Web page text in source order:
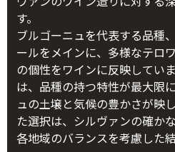
す。
ブルゴーニュを代表する品種
ールをメインに、多様なテロ
の個性をワインに反映してい
は、品種の持つ特性が最大限
ュの土壌と気候の豊かさが映
た選択は、シルヴァンの確か
各地域のバランスを考慮した結